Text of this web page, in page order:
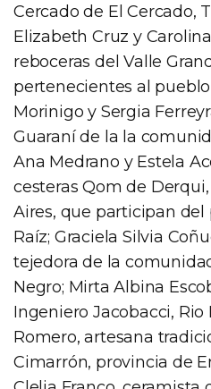
Cercado de El Cercado,
Elizabeth Cruz y
reboceras del Valle
pertenecientes al
Morinigo y Sergia
Guaraní de la la
Ana Medrano y Estela
cesteras Qom de
Aires, que participan
Raíz; Graciela Silvia
tejedora de la
Negro; Mirta Albina
Ingeniero Jacobacci, Rio
Romero, artesana
Cimarrón, provincia de